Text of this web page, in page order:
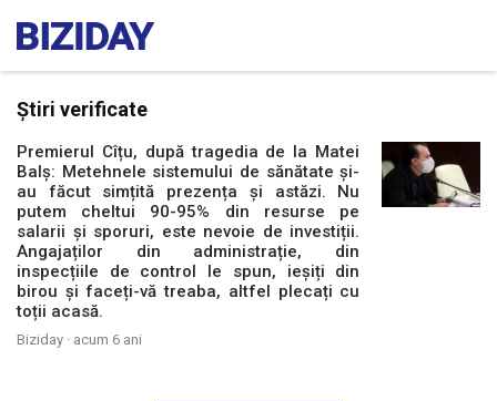
Știri verificate
Premierul Cîțu, după tragedia de la Matei
Balș: Metehnele sistemului de sănătate și-
au făcut simțită prezența și astăzi. Nu
putem cheltui 90-95% din resurse pe
salarii și sporuri, este nevoie de investiții.
Angajaților din administrație, din
inspecțiile de control le spun, ieșiți din
birou și faceți-vă treaba, altfel plecați cu
toții acasă.
Biziday · acum 6 ani